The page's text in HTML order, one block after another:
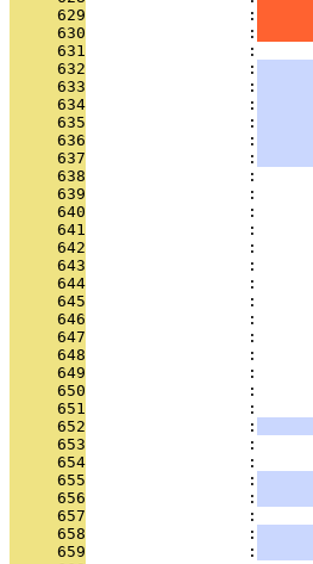
     629
                 :
     630
                 :
     631
:
     632
                 :
     633
                 :
     634
                 :
     635
                 :
     636
                 :
     637
                 :
     638
:
     639
:
     640
:
     641
:
     642
:
     643
:
     644
:
     645
:
     646
:
     647
:
     648
:
     649
:
     650
:
     651
:
     652
                 :
     653
:
     654
:
     655
                 :
     656
                 :
     657
:
     658
                 :
     659
                 :